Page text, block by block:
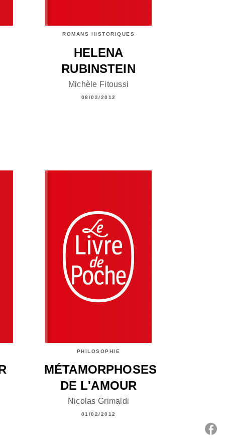
ROMANS HISTORIQUES
HELENA
RUBINSTEIN
Michèle Fitoussi
08/02/2012
PHILOSOPHIE
MÉTAMORPHOSES
DE L'AMOUR
Nicolas Grimaldi
01/02/2012